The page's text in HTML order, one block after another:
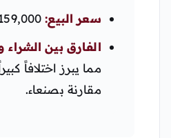
سعر البيع:159,000 ريال.
الفارق بين الشراء
مما يبرز اختلافاً
مقارنة بصنعاء.